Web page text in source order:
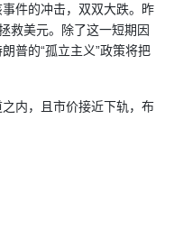
件的冲击，双双大跌。昨
救美元。除了这一短期因
普的“孤立主义”政策将把
内，且市价接近下轨，布